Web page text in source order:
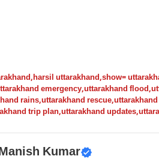
,harsil uttarakhand,show=
emergency,uttarakhand flood,
rains,uttarakhand rescue,
trip plan,uttarakhand updates,
Kumar